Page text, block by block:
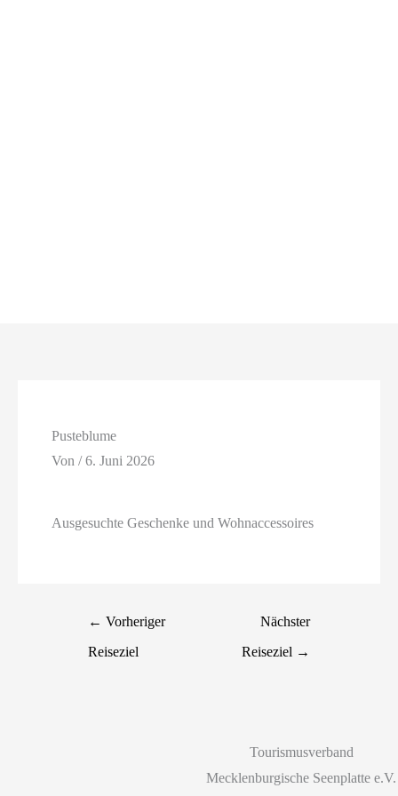
Pusteblume
Von/6. Juni 2026
Ausgesuchte Geschenke und Wohnaccessoires
← Vorheriger
Reiseziel
Nächster
Reiseziel →
Tourismusverband
Mecklenburgische Seenplatte e.V.